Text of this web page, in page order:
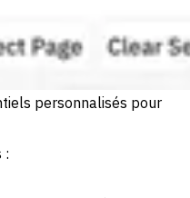
personnalisés pour
: